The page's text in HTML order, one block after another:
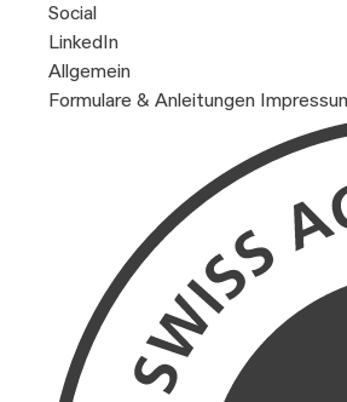
Social
LinkedIn
Allgemein
Formulare & Anleitungen